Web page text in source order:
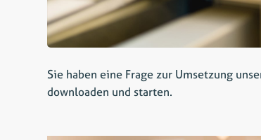
Sie haben eine Frage zur Umsetzung
downloaden und starten.